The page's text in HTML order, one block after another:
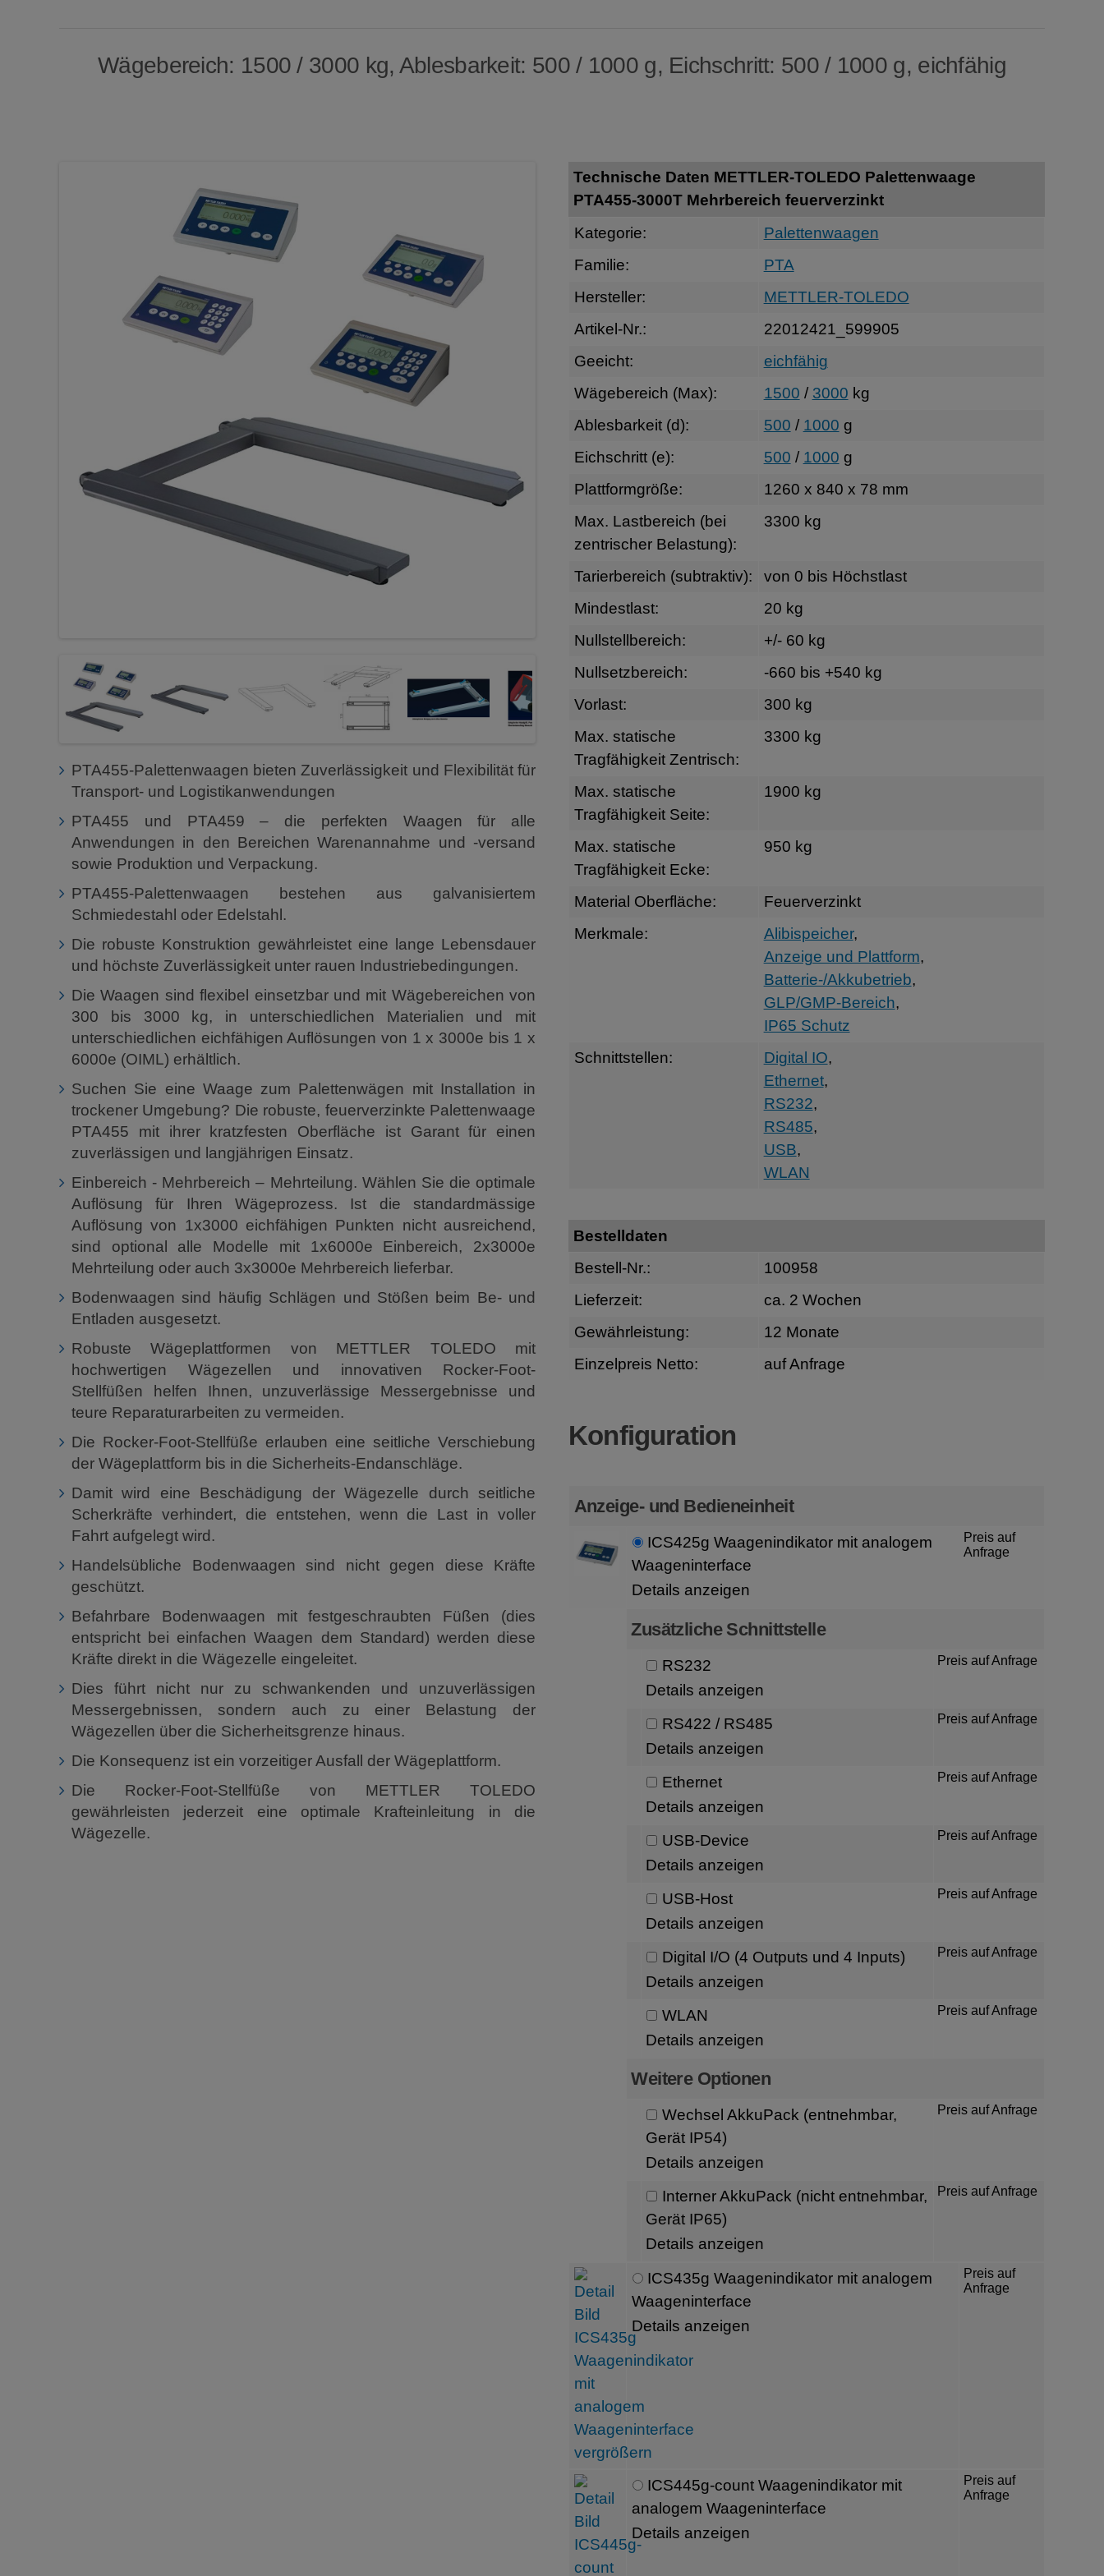
Wägebereich: 1500 / 3000 kg, Ablesbarkeit: 500 / 1000 g, Eichschritt: 500 / 1000 g, eichfähig
PTA455-Palettenwaagen bieten Zuverlässigkeit und Flexibilität für
Transport- und Logistikanwendungen
PTA455 und PTA459 – die perfekten Waagen für alle
Anwendungen in den Bereichen Warenannahme und -versand
sowie Produktion und Verpackung.
PTA455-Palettenwaagen bestehen aus galvanisiertem
Schmiedestahl oder Edelstahl.
Die robuste Konstruktion gewährleistet eine lange Lebensdauer
und höchste Zuverlässigkeit unter rauen Industriebedingungen.
Die Waagen sind flexibel einsetzbar und mit Wägebereichen von
300 bis 3000 kg, in unterschiedlichen Materialien und mit
unterschiedlichen eichfähigen Auflösungen von 1 x 3000e bis 1 x
6000e (OIML) erhältlich.
Suchen Sie eine Waage zum Palettenwägen mit Installation in
trockener Umgebung? Die robuste, feuerverzinkte Palettenwaage
PTA455 mit ihrer kratzfesten Oberfläche ist Garant für einen
zuverlässigen und langjährigen Einsatz.
Einbereich - Mehrbereich – Mehrteilung. Wählen Sie die optimale
Auflösung für Ihren Wägeprozess. Ist die standardmässige
Auflösung von 1x3000 eichfähigen Punkten nicht ausreichend,
sind optional alle Modelle mit 1x6000e Einbereich, 2x3000e
Mehrteilung oder auch 3x3000e Mehrbereich lieferbar.
Bodenwaagen sind häufig Schlägen und Stößen beim Be- und
Entladen ausgesetzt.
Robuste Wägeplattformen von METTLER TOLEDO mit
hochwertigen Wägezellen und innovativen Rocker-Foot-
Stellfüßen helfen Ihnen, unzuverlässige Messergebnisse und
teure Reparaturarbeiten zu vermeiden.
Die Rocker-Foot-Stellfüße erlauben eine seitliche Verschiebung
der Wägeplattform bis in die Sicherheits-Endanschläge.
Damit wird eine Beschädigung der Wägezelle durch seitliche
Scherkräfte verhindert, die entstehen, wenn die Last in voller
Fahrt aufgelegt wird.
Handelsübliche Bodenwaagen sind nicht gegen diese Kräfte
geschützt.
Befahrbare Bodenwaagen mit festgeschraubten Füßen (dies
entspricht bei einfachen Waagen dem Standard) werden diese
Kräfte direkt in die Wägezelle eingeleitet.
Dies führt nicht nur zu schwankenden und unzuverlässigen
Messergebnissen, sondern auch zu einer Belastung der
Wägezellen über die Sicherheitsgrenze hinaus.
Die Konsequenz ist ein vorzeitiger Ausfall der Wägeplattform.
Die Rocker-Foot-Stellfüße von METTLER TOLEDO
gewährleisten jederzeit eine optimale Krafteinleitung in die
Wägezelle.
Technische Daten METTLER-TOLEDO Palettenwaage
PTA455-3000T Mehrbereich feuerverzinkt
Kategorie:
Palettenwaagen
Familie:
PTA
Hersteller:
METTLER-TOLEDO
Artikel-Nr.:
22012421_599905
Geeicht:
eichfähig
Wägebereich (Max):
1500 / 3000 kg
Ablesbarkeit (d):
500 / 1000 g
Eichschritt (e):
500 / 1000 g
Plattformgröße:
1260 x 840 x 78 mm
Max. Lastbereich (bei
zentrischer Belastung):
3300 kg
Tarierbereich (subtraktiv):
von 0 bis Höchstlast
Mindestlast:
20 kg
Nullstellbereich:
+/- 60 kg
Nullsetzbereich:
-660 bis +540 kg
Vorlast:
300 kg
Max. statische
Tragfähigkeit Zentrisch:
3300 kg
Max. statische
Tragfähigkeit Seite:
1900 kg
Max. statische
Tragfähigkeit Ecke:
950 kg
Material Oberfläche:
Feuerverzinkt
Merkmale:
Alibispeicher,
Anzeige und Plattform,
Batterie-/Akkubetrieb,
GLP/GMP-Bereich,
IP65 Schutz
Schnittstellen:
Digital IO,
Ethernet,
RS232,
RS485,
USB,
WLAN
Bestelldaten
Bestell-Nr.:
100958
Lieferzeit:
ca. 2 Wochen
Gewährleistung:
12 Monate
Einzelpreis Netto:
auf Anfrage
Konfiguration
Anzeige- und Bedieneinheit
ICS425g Waagenindikator mit analogem
Waageninterface
Details anzeigen
Preis auf
Anfrage
Zusätzliche Schnittstelle
RS232
Details anzeigen
Preis auf Anfrage
RS422 / RS485
Details anzeigen
Preis auf Anfrage
Ethernet
Details anzeigen
Preis auf Anfrage
USB-Device
Details anzeigen
Preis auf Anfrage
USB-Host
Details anzeigen
Preis auf Anfrage
Digital I/O (4 Outputs und 4 Inputs)
Details anzeigen
Preis auf Anfrage
WLAN
Details anzeigen
Preis auf Anfrage
Weitere Optionen
Wechsel AkkuPack (entnehmbar,
Gerät IP54)
Details anzeigen
Preis auf Anfrage
Interner AkkuPack (nicht entnehmbar,
Gerät IP65)
Details anzeigen
Preis auf Anfrage
ICS435g Waagenindikator mit analogem
Waageninterface
Details anzeigen
Preis auf
Anfrage
ICS445g-count Waagenindikator mit
analogem Waageninterface
Details anzeigen
Preis auf
Anfrage